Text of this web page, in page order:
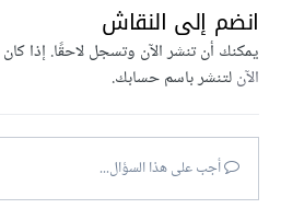
انضم إلى النقاش
يمكنك أن تنشر الآن وتسجل لاحقًا. إذا
الآنلتنشر باسم حسابك.
أجب على هذا السؤال...